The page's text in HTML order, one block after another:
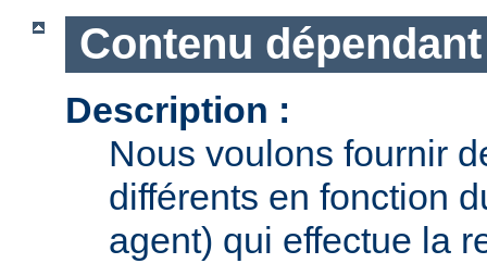
Contenu
Description :
Nous voulons fournir
différents en fonction
agent) qui effectue la